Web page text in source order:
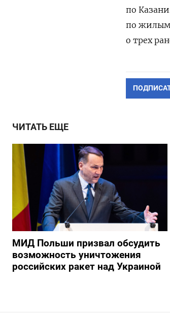
по
по жилым
о трех
ЧИТАТЬ ЕЩЕ
МИД Польши призвал обсудить
возможность уничтожения
российских ракет над Украиной